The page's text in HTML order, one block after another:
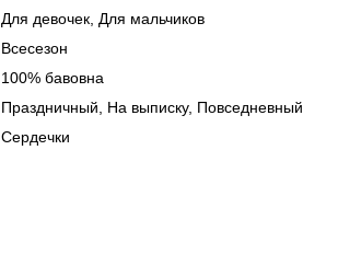
Для девочек, Для мальчиков
Всесезон
100% бавовна
Праздничный, На выписку, Повседневный
Сердечки